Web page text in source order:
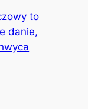
to
danie,